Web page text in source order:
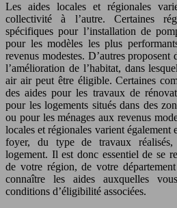
Les aides locales et régionales
collectivité à l’autre. Certaines
spécifiques pour l’installation de
pour les modèles les plus
revenus modestes. D’autres proposent
l’amélioration de l’habitat, dans
air air peut être éligible. Certaines
des aides pour les travaux de
pour les logements situés dans des
ou pour les ménages aux revenus
locales et régionales varient également
foyer, du type de travaux réalisés,
logement. Il est donc essentiel de se
de votre région, de votre
connaître les aides auxquelles
conditions d’éligibilité associées.